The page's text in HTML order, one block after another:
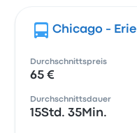
Chicago - Erie
Durchschnittspreis
65 €
Durchschnittsdauer
15Std. 35Min.